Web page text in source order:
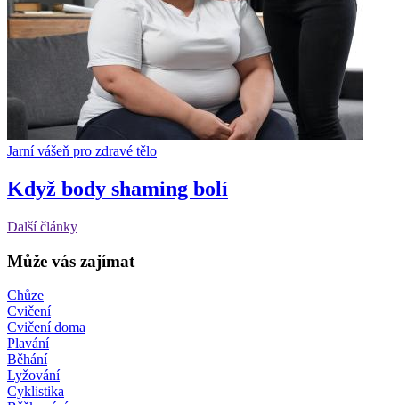
Jarní vášeň pro zdravé tělo
Když body shaming bolí
Další články
Může vás zajímat
Chůze
Cvičení
Cvičení doma
Plavání
Běhání
Lyžování
Cyklistika